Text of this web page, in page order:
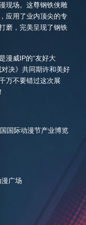
现场。这尊钢铁侠雕
应用了业内顶尖的专
磨，完美呈现了钢铁
威IP的“友好大
决》共同期许和美好
万不要错过这次展
国际动漫节产业博览
广场